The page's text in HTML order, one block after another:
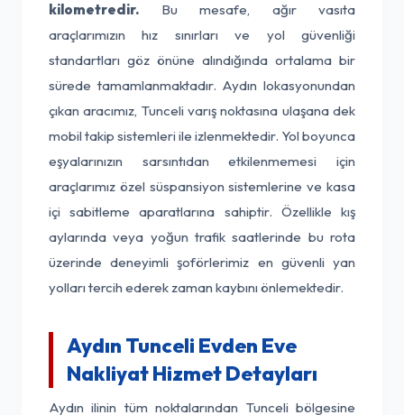
kilometredir. Bu mesafe, ağır vasıta
araçlarımızın hız sınırları ve yol güvenliği
standartları göz önüne alındığında ortalama bir
sürede tamamlanmaktadır. Aydın lokasyonundan
çıkan aracımız, Tunceli varış noktasına ulaşana dek
mobil takip sistemleri ile izlenmektedir. Yol boyunca
eşyalarınızın sarsıntıdan etkilenmemesi için
araçlarımız özel süspansiyon sistemlerine ve kasa
içi sabitleme aparatlarına sahiptir. Özellikle kış
aylarında veya yoğun trafik saatlerinde bu rota
üzerinde deneyimli şoförlerimiz en güvenli yan
yolları tercih ederek zaman kaybını önlemektedir.
Aydın Tunceli Evden Eve
Nakliyat Hizmet Detayları
Aydın ilinin tüm noktalarından Tunceli bölgesine